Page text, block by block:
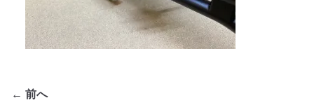
← 前へ